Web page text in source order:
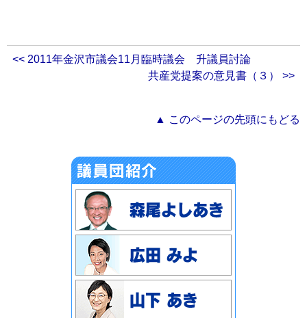
<< 2011年金沢市議会11月臨時議会 升議員討論
共産党提案の意見書（３） >>
▲ このページの先頭にもどる